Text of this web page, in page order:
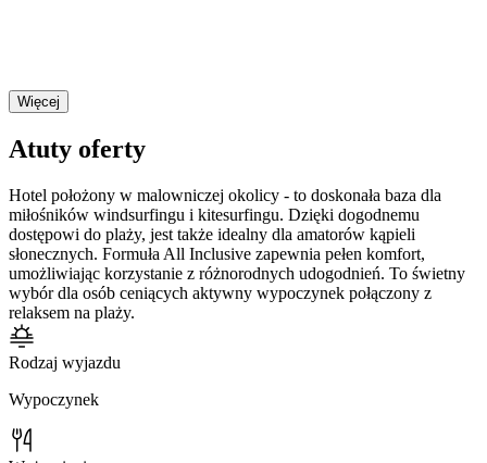
Więcej
Atuty oferty
Hotel położony w malowniczej okolicy - to doskonała baza dla
miłośników windsurfingu i kitesurfingu. Dzięki dogodnemu
dostępowi do plaży, jest także idealny dla amatorów kąpieli
słonecznych. Formuła All Inclusive zapewnia pełen komfort,
umożliwiając korzystanie z różnorodnych udogodnień. To świetny
wybór dla osób ceniących aktywny wypoczynek połączony z
relaksem na plaży.
Rodzaj wyjazdu
Wypoczynek